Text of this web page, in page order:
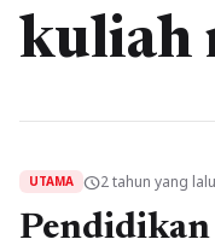
kuliah
UTAMA schedule2 tahun yang lalu